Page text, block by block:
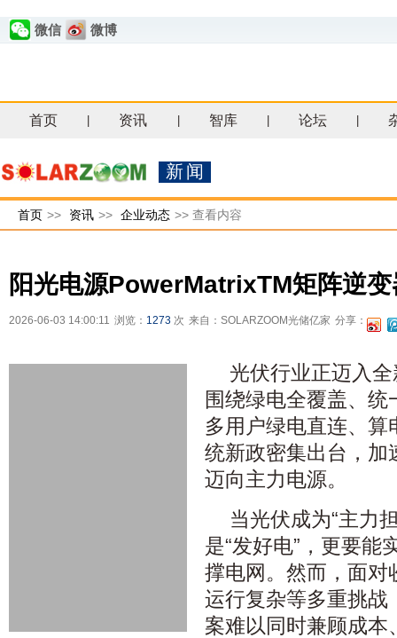
微信 微博
首页 资讯 智库 论坛
新闻
首页 >> 资讯 >> 企业动态 >> 查看内容
阳光电源PowerMatrixTM矩阵逆
2026-06-03 14:00:11 浏览： 1273 次 来自：SOLARZOOM光储亿家 分享：
光伏行业正迈入
围绕绿电全覆盖、
多用户绿电直连、
统新政密集出台，加
迈向主力电源。
当光伏成为“主力
是“发好电”，更要能
撑电网。然而，面对
运行复杂等多重挑战
案难以同时兼顾成本